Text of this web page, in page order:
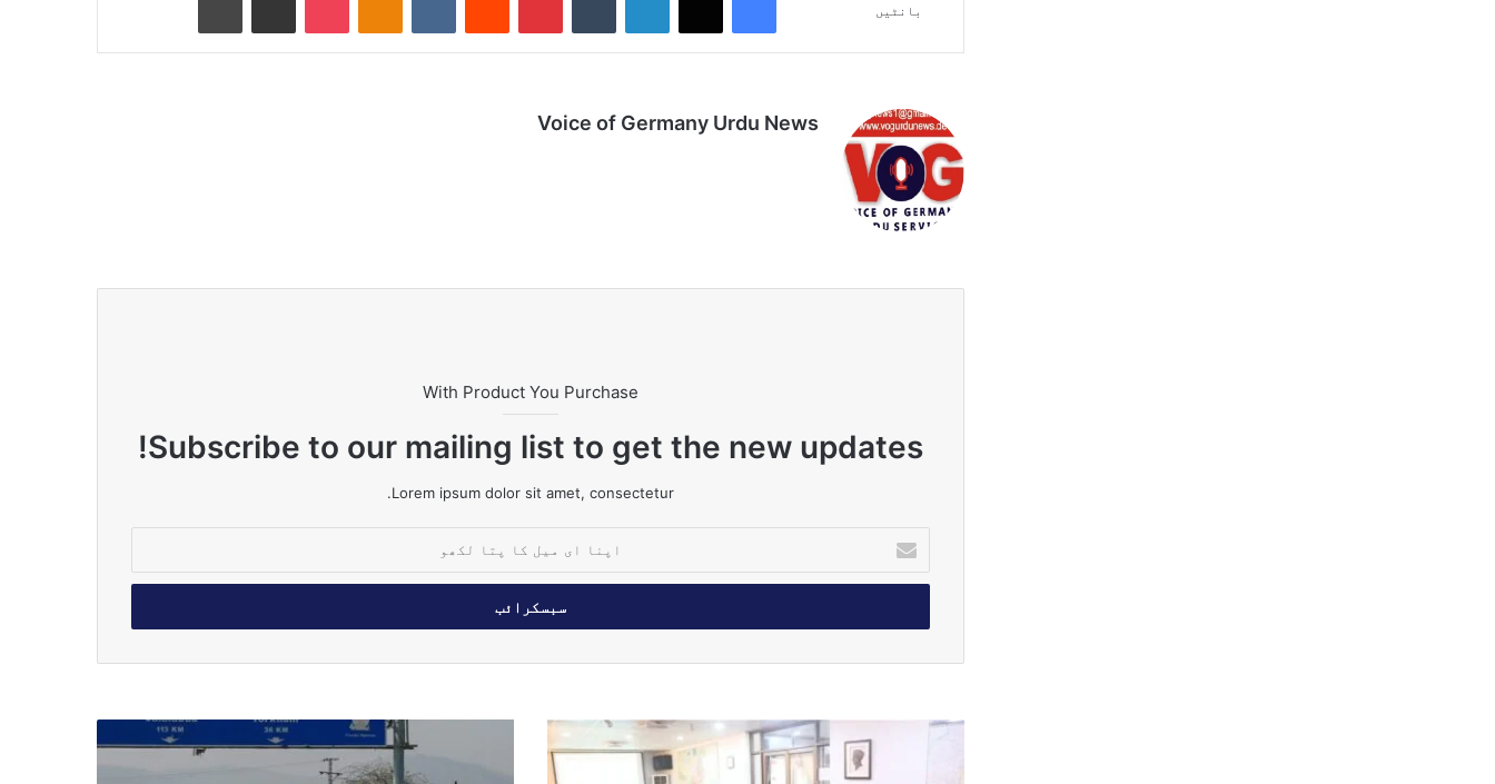
بانٹیں
Voice of Germany Urdu News
With Product You Purchase
Subscribe to our mailing list to get the new updates!
Lorem ipsum dolor sit amet, consectetur.
ن
ا
ل